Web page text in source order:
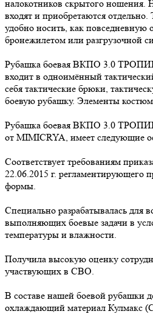
налокотников скрытого ношения.
входят и приобретаются
удобно носить, как повседневную
бронежилетом или разгрузочной
Рубашка боевая ВКПО 3.0
входит в одноимённый
себя тактические брюки,
боевую рубашку. Элементы
Рубашка боевая ВКПО 3.0
от MIMICRYA, имеет следующие
Соответствует требованиям
22.06.2015 г. регламентирующего
формы.
Специально разрабатывалась для
выполняющих боевые задачи в
температуры и влажности.
Получила высокую оценку
участвующих в СВО.
В составе нашей боевой рубашки
охлаждающий материал Кулмакс